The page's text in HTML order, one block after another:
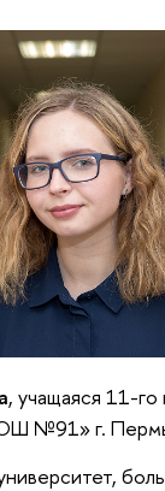
, учащаяся 11-
№91» г.